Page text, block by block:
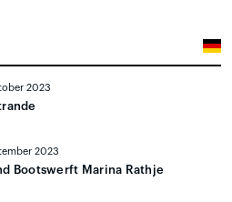
2023
2023
Bootswerft Marina Rathje